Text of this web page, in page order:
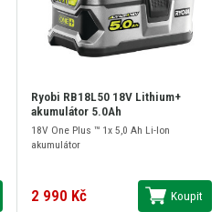
Ryobi RB18L50 18V Lithium+
akumulátor 5.0Ah
18V One Plus ™ 1x 5,0 Ah Li-Ion
akumulátor
2 990 Kč Koupit